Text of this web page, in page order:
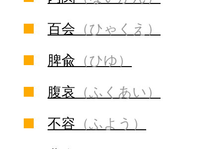
百会 （ひゃくえ）
脾兪 （ひゆ）
腹哀 （ふくあい）
不容 （ふよう）